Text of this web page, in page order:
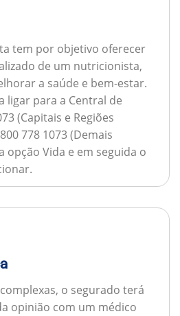
tem por objetivo oferecer
de um nutricionista,
a saúde e bem-estar.
ligar para a Central de
(Capitais e Regiões
778 1073 (Demais
opção Vida e em seguida o
o segurado terá
opinião com um médico